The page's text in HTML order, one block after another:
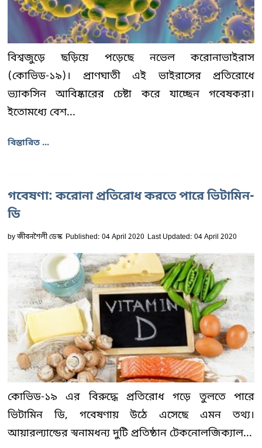
বিশ্বজুড়ে ছড়িয়ে পড়েছে নভেল করোনাভাইরাস
(কোভিড-১৯)। প্রাণঘাতী এই ভাইরাসের প্রতিরোধে
ভ্যাকসিন আবিষ্কারের চেষ্টা করে যাচ্ছেন গবেষকরা।
ইতোমধ্যে বেশ...
বিস্তারিত ...
গবেষণা: করোনা প্রতিরোধ করতে পারে ভিটামিন-
ডি
byজীবনশৈলী ডেস্ক Published: 04 April 2020 Last Updated: 04 April 2020
কোভিড-১৯ এর বিরুদ্ধে প্রতিরোধ গড়ে তুলতে পারে
ভিটামিন ডি, গবেষণায় উঠে এসেছে এমন তথ্য।
আয়ারল্যান্ডের স্বনামধন্য দুটি প্রতিষ্ঠান টেকনোলজিক্যাল...